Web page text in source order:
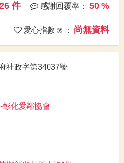
感謝回覆率： 50 %
26 件
愛心指數 ： 尚無資料
社政字第34037號
彰化愛鄰協會